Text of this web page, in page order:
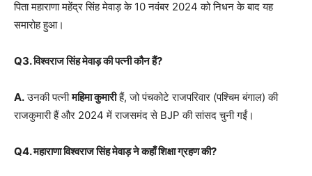
पिता महाराणा महेंद्र सिंह मेवाड़ के 10 नवंबर 2024 को निधन के बाद यह
समारोह हुआ।
Q3. विश्वराज सिंह मेवाड़ की पत्नी कौन हैं?
A.उनकी पत्नीमहिमा कुमारीहैं, जो पंचकोटे राजपरिवार (पश्चिम बंगाल) की
राजकुमारी हैं और 2024 में राजसमंद से BJP की सांसद चुनी गईं।
Q4. महाराणा विश्वराज सिंह मेवाड़ ने कहाँ शिक्षा ग्रहण की?